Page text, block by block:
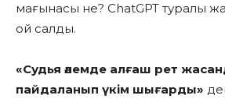
мағынасы не? ChatGPT туралы
ой салды.
«Судья әлемде алғаш рет
пайдаланып үкім шығарды»